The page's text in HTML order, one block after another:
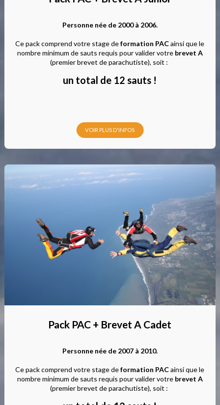
Personne née de 2000 à 2006.
Ce pack comprend votre stage deformation PACainsi que le
nombre minimum de sauts requis pour valider votrebrevet A
(premier brevet de parachutiste), soit :
un total de 12 sauts !
VOIR PLUS D'INFOS
Pack PAC + Brevet A Cadet
Personne née de 2007 à 2010.
Ce pack comprend votre stage deformation PACainsi que le
nombre minimum de sauts requis pour valider votrebrevet A
(premier brevet de parachutiste), soit :